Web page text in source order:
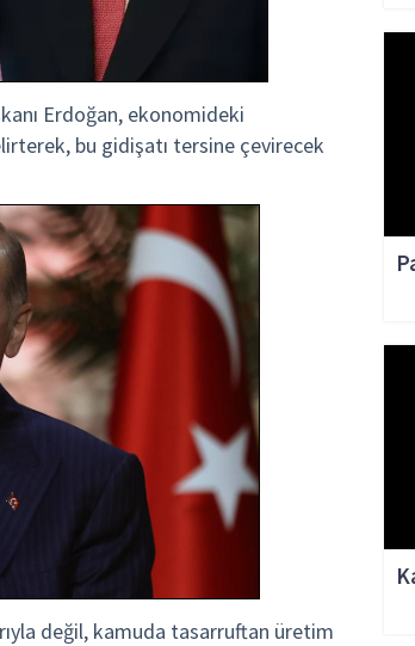
Erdoğan, ekonomideki
bu gidişatı tersine çevirecek
değil, kamuda tasarruftan üretim